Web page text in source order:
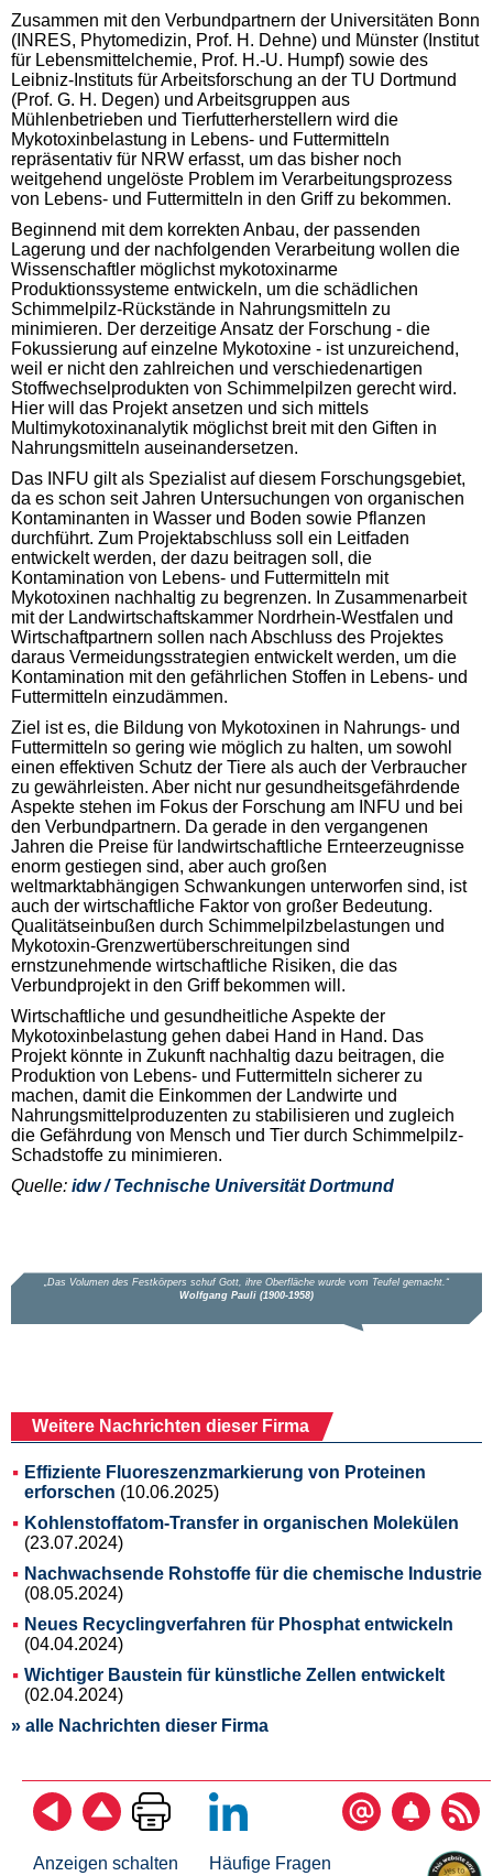
Zusammen mit den Verbundpartnern der Universitäten Bonn
(INRES, Phytomedizin, Prof. H. Dehne) und Münster (Institut
für Lebensmittelchemie, Prof. H.-U. Humpf) sowie des
Leibniz-Instituts für Arbeitsforschung an der TU Dortmund
(Prof. G. H. Degen) und Arbeitsgruppen aus
Mühlenbetrieben und Tierfutterherstellern wird die
Mykotoxinbelastung in Lebens- und Futtermitteln
repräsentativ für NRW erfasst, um das bisher noch
weitgehend ungelöste Problem im Verarbeitungsprozess
von Lebens- und Futtermitteln in den Griff zu bekommen.
Beginnend mit dem korrekten Anbau, der passenden
Lagerung und der nachfolgenden Verarbeitung wollen die
Wissenschaftler möglichst mykotoxinarme
Produktionssysteme entwickeln, um die schädlichen
Schimmelpilz-Rückstände in Nahrungsmitteln zu
minimieren. Der derzeitige Ansatz der Forschung - die
Fokussierung auf einzelne Mykotoxine - ist unzureichend,
weil er nicht den zahlreichen und verschiedenartigen
Stoffwechselprodukten von Schimmelpilzen gerecht wird.
Hier will das Projekt ansetzen und sich mittels
Multimykotoxinanalytik möglichst breit mit den Giften in
Nahrungsmitteln auseinandersetzen.
Das INFU gilt als Spezialist auf diesem Forschungsgebiet,
da es schon seit Jahren Untersuchungen von organischen
Kontaminanten in Wasser und Boden sowie Pflanzen
durchführt. Zum Projektabschluss soll ein Leitfaden
entwickelt werden, der dazu beitragen soll, die
Kontamination von Lebens- und Futtermitteln mit
Mykotoxinen nachhaltig zu begrenzen. In Zusammenarbeit
mit der Landwirtschaftskammer Nordrhein-Westfalen und
Wirtschaftpartnern sollen nach Abschluss des Projektes
daraus Vermeidungsstrategien entwickelt werden, um die
Kontamination mit den gefährlichen Stoffen in Lebens- und
Futtermitteln einzudämmen.
Ziel ist es, die Bildung von Mykotoxinen in Nahrungs- und
Futtermitteln so gering wie möglich zu halten, um sowohl
einen effektiven Schutz der Tiere als auch der Verbraucher
zu gewährleisten. Aber nicht nur gesundheitsgefährdende
Aspekte stehen im Fokus der Forschung am INFU und bei
den Verbundpartnern. Da gerade in den vergangenen
Jahren die Preise für landwirtschaftliche Ernteerzeugnisse
enorm gestiegen sind, aber auch großen
weltmarktabhängigen Schwankungen unterworfen sind, ist
auch der wirtschaftliche Faktor von großer Bedeutung.
Qualitätseinbußen durch Schimmelpilzbelastungen und
Mykotoxin-Grenzwertüberschreitungen sind
ernstzunehmende wirtschaftliche Risiken, die das
Verbundprojekt in den Griff bekommen will.
Wirtschaftliche und gesundheitliche Aspekte der
Mykotoxinbelastung gehen dabei Hand in Hand. Das
Projekt könnte in Zukunft nachhaltig dazu beitragen, die
Produktion von Lebens- und Futtermitteln sicherer zu
machen, damit die Einkommen der Landwirte und
Nahrungsmittelproduzenten zu stabilisieren und zugleich
die Gefährdung von Mensch und Tier durch Schimmelpilz-
Schadstoffe zu minimieren.
Quelle: idw / Technische Universität Dortmund
Weitere Nachrichten dieser Firma
Effiziente Fluoreszenzmarkierung von Proteinen
erforschen (10.06.2025)
Kohlenstoffatom-Transfer in organischen Molekülen
(23.07.2024)
Nachwachsende Rohstoffe für die chemische Industrie
(08.05.2024)
Neues Recyclingverfahren für Phosphat entwickeln
(04.04.2024)
Wichtiger Baustein für künstliche Zellen entwickelt
(02.04.2024)
» alle Nachrichten dieser Firma
Anzeigen schalten Häufige Fragen